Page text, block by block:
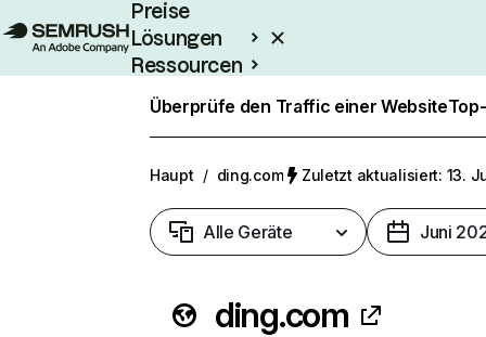
Preise
Lösungen
Ressourcen
Enterprise
Überprüfe den Traffic einer Website
Haupt / ding.com Zuletzt aktualisiert: 13.
Alle Geräte Juni
ding.com